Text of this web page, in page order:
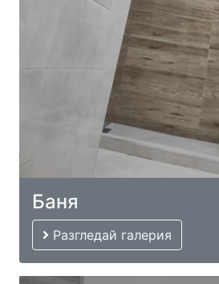
Баня
Разгледай галерия